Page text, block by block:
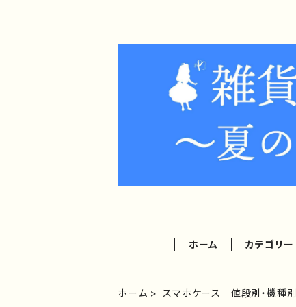
ホーム カテゴリー
ホーム スマホケース｜値段別・機種別